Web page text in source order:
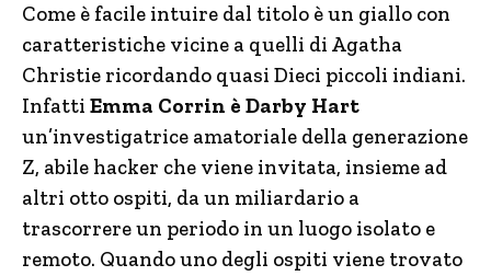
Come è facile intuire dal titolo è un giallo con
caratteristiche vicine a quelli di Agatha
Christie ricordando quasi Dieci piccoli indiani.
Infatti Emma Corrin è Darby Hart
un’investigatrice amatoriale della generazione
Z, abile hacker che viene invitata, insieme ad
altri otto ospiti, da un miliardario a
trascorrere un periodo in un luogo isolato e
remoto. Quando uno degli ospiti viene trovato